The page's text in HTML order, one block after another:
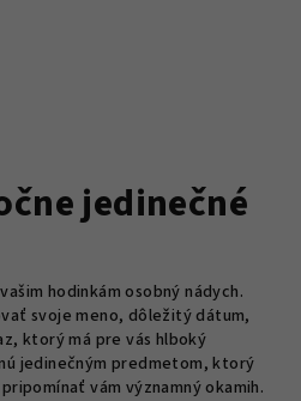
jedinečné
hodinkám osobný nádych.
svoje meno, dôležitý dátum,
ktorý má pre vás hlboký
jedinečným predmetom, ktorý
vám významný okamih.